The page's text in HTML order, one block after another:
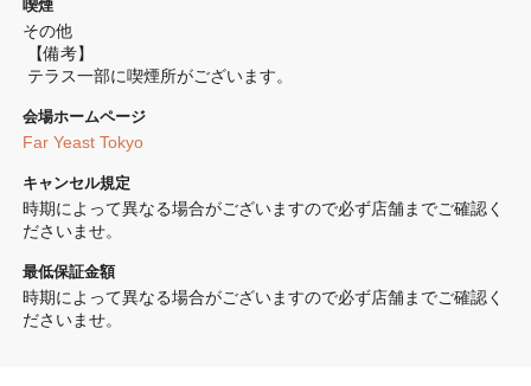
喫煙
その他
【備考】
テラス一部に喫煙所がございます。
会場ホームページ
Far Yeast Tokyo
キャンセル規定
時期によって異なる場合がございますので必ず店舗までご確認く
ださいませ。
最低保証金額
時期によって異なる場合がございますので必ず店舗までご確認く
ださいませ。